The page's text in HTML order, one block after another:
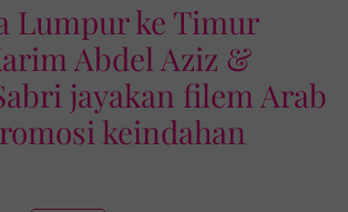
Lumpur ke Timur
Abdel Aziz &
jayakan filem Arab
keindahan